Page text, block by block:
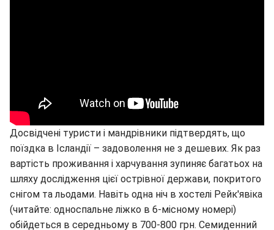
Досвідчені туристи і мандрівники підтвердять, що
поїздка в Ісландії – задоволення не з дешевих. Як раз
вартість проживання і харчування зупиняє багатьох на
шляху дослідження цієї острівної держави, покритого
снігом та льодами. Навіть одна ніч в хостелі Рейк'явіка
(читайте: односпальне ліжко в 6-місному номері)
обійдеться в середньому в 700-800 грн. Семиденний